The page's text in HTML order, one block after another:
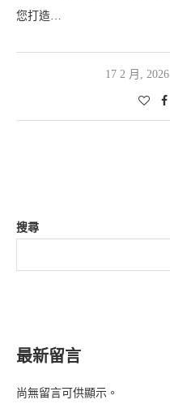
您打造…
17 2 月, 2026
搜尋
最新留言
尚無留言可供顯示。